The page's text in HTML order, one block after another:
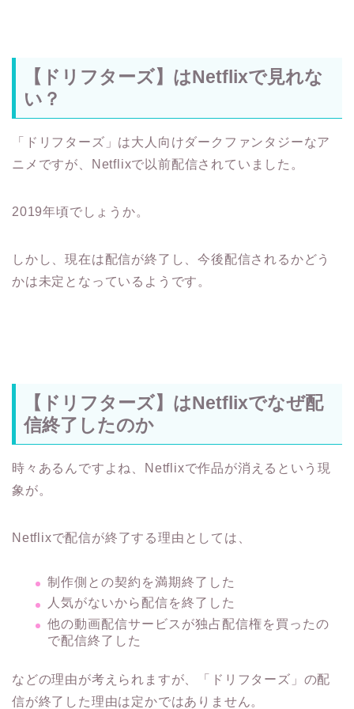
【ドリフターズ】はNetflixで見れな
い？
「ドリフターズ」は大人向けダークファンタジーなア
ニメですが、Netflixで以前配信されていました。
2019年頃でしょうか。
しかし、現在は配信が終了し、今後配信されるかどう
かは未定となっているようです。
【ドリフターズ】はNetflixでなぜ配
信終了したのか
時々あるんですよね、Netflixで作品が消えるという現
象が。
Netflixで配信が終了する理由としては、
制作側との契約を満期終了した
人気がないから配信を終了した
他の動画配信サービスが独占配信権を買ったの
で配信終了した
などの理由が考えられますが、「ドリフターズ」の配
信が終了した理由は定かではありません。